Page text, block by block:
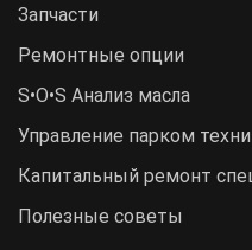
Запчасти
Ремонтные опции
S•O•S Анализ масла
Управление парком
Капитальный ремонт
Полезные советы